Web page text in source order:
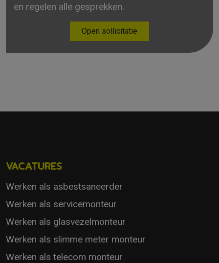
en regelen alle gesprekken.
Open sollicitatie
VACATURES
Werken als asbestsaneerder
Werken als servicemonteur
Werken als glasvezelmonteur
Werken als slimme meter monteur
Werken als telecom monteur